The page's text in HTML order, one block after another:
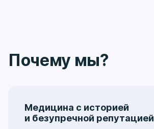
Почему мы?
Медицина с историей
и безупречной репутацией